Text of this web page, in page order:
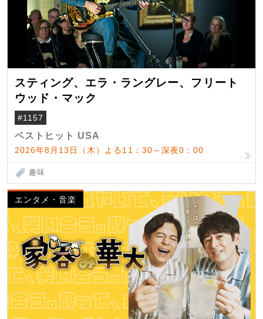
スティング、エラ・ラングレー、フリート
ウッド・マック
#1157
ベストヒット USA
2026年8月13日（木）よる11：30～深夜0：00
趣味
エンタメ・音楽